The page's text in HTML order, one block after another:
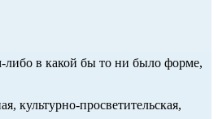
либо в какой бы то ни было форме,
культурно-просветительская,